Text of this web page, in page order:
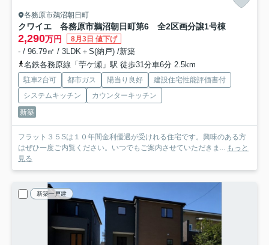
各務原市鵜沼朝日町
クワイエ 各務原市鵜沼朝日町第6 全2区画分譲1号棟
2,290万円 8月3日 値下げ
- / 96.79㎡ / 3LDK＋S(納戸) /新築
名鉄各務原線「苧ケ瀬」駅 徒歩31分車6分 2.5km
駐車2台可 都市ガス 陽当り良好
建設住宅性能評価書付
システムキッチン
カウンターキッチン
新築
フラット３５Sは１０年間金利優遇が受けれる住宅です。興味のある方
はぜひ一度ご内覧ください。いつでもご案内させていただきま... もっと
見る
新築一戸建